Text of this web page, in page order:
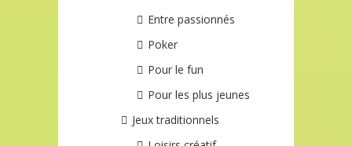
Entre passionnés
Poker
Pour le fun
Pour les plus jeunes
Jeux traditionnels